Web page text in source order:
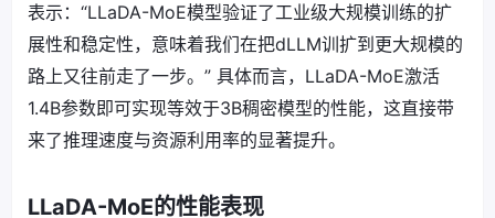
表示：“LLaDA-MoE模型验证了工业级大规模训练的扩
展性和稳定性，意味着我们在把dLLM训扩到更大规模的
路上又往前走了一步。” 具体而言，LLaDA-MoE激活
1.4B参数即可实现等效于3B稠密模型的性能，这直接带
来了推理速度与资源利用率的显著提升。
LLaDA-MoE的性能表现